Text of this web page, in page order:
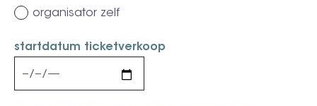
organisator zelf
startdatum ticketverkoop